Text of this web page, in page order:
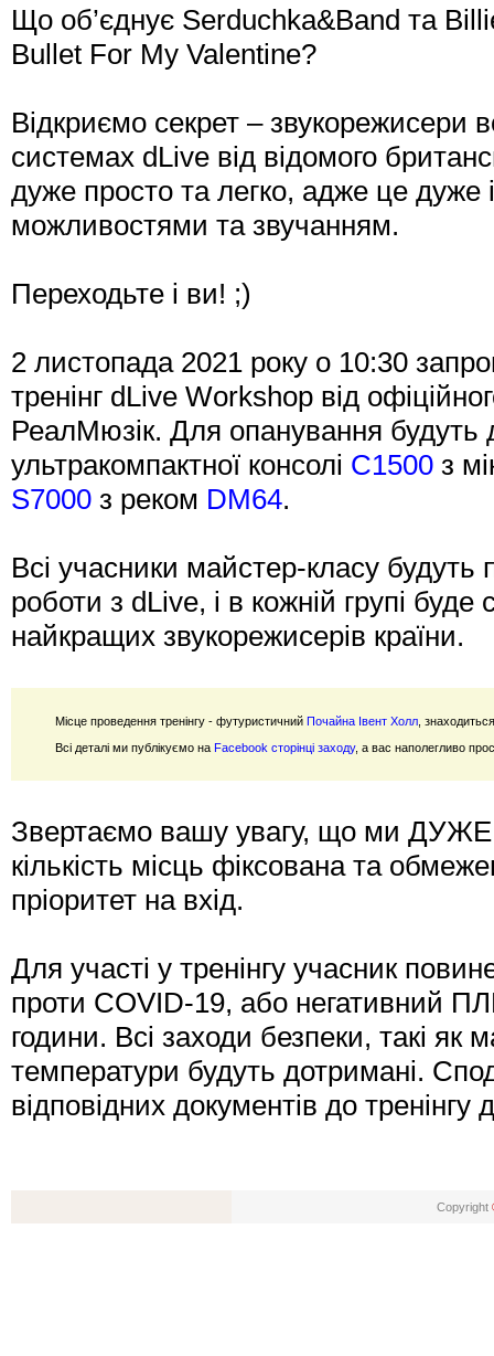
Що об’єднує Serduchka&Band та
Bullet For My Valentine?
Відкриємо секрет – звукорежисери
системах dLive від відомого
дуже просто та легко, адже це дуже
можливостями та звучанням.
Переходьте і ви! ;)
2 листопада 2021 року о 10:30
тренінг dLive Workshop від
РеалМюзік. Для опанування будуть
ультракомпактної консолі C1500 з
S7000 з реком DM64.
Всі учасники майстер-класу будуть
роботи з dLive, і в кожній групі
найкращих звукорежисерів країни.
Місце проведення тренінгу - футуристичний Почайна Івент Холл ,
Всі деталі ми публікуємо на Facebook сторінці заходу, а вас наполегливо
Звертаємо вашу увагу, що ми ДУЖЕ
кількість місць фіксована та
пріоритет на вхід.
Для участі у тренінгу учасник
проти COVID-19, або негативний
години. Всі заходи безпеки, такі
температури будуть дотримані.
відповідних документів до
Copyright